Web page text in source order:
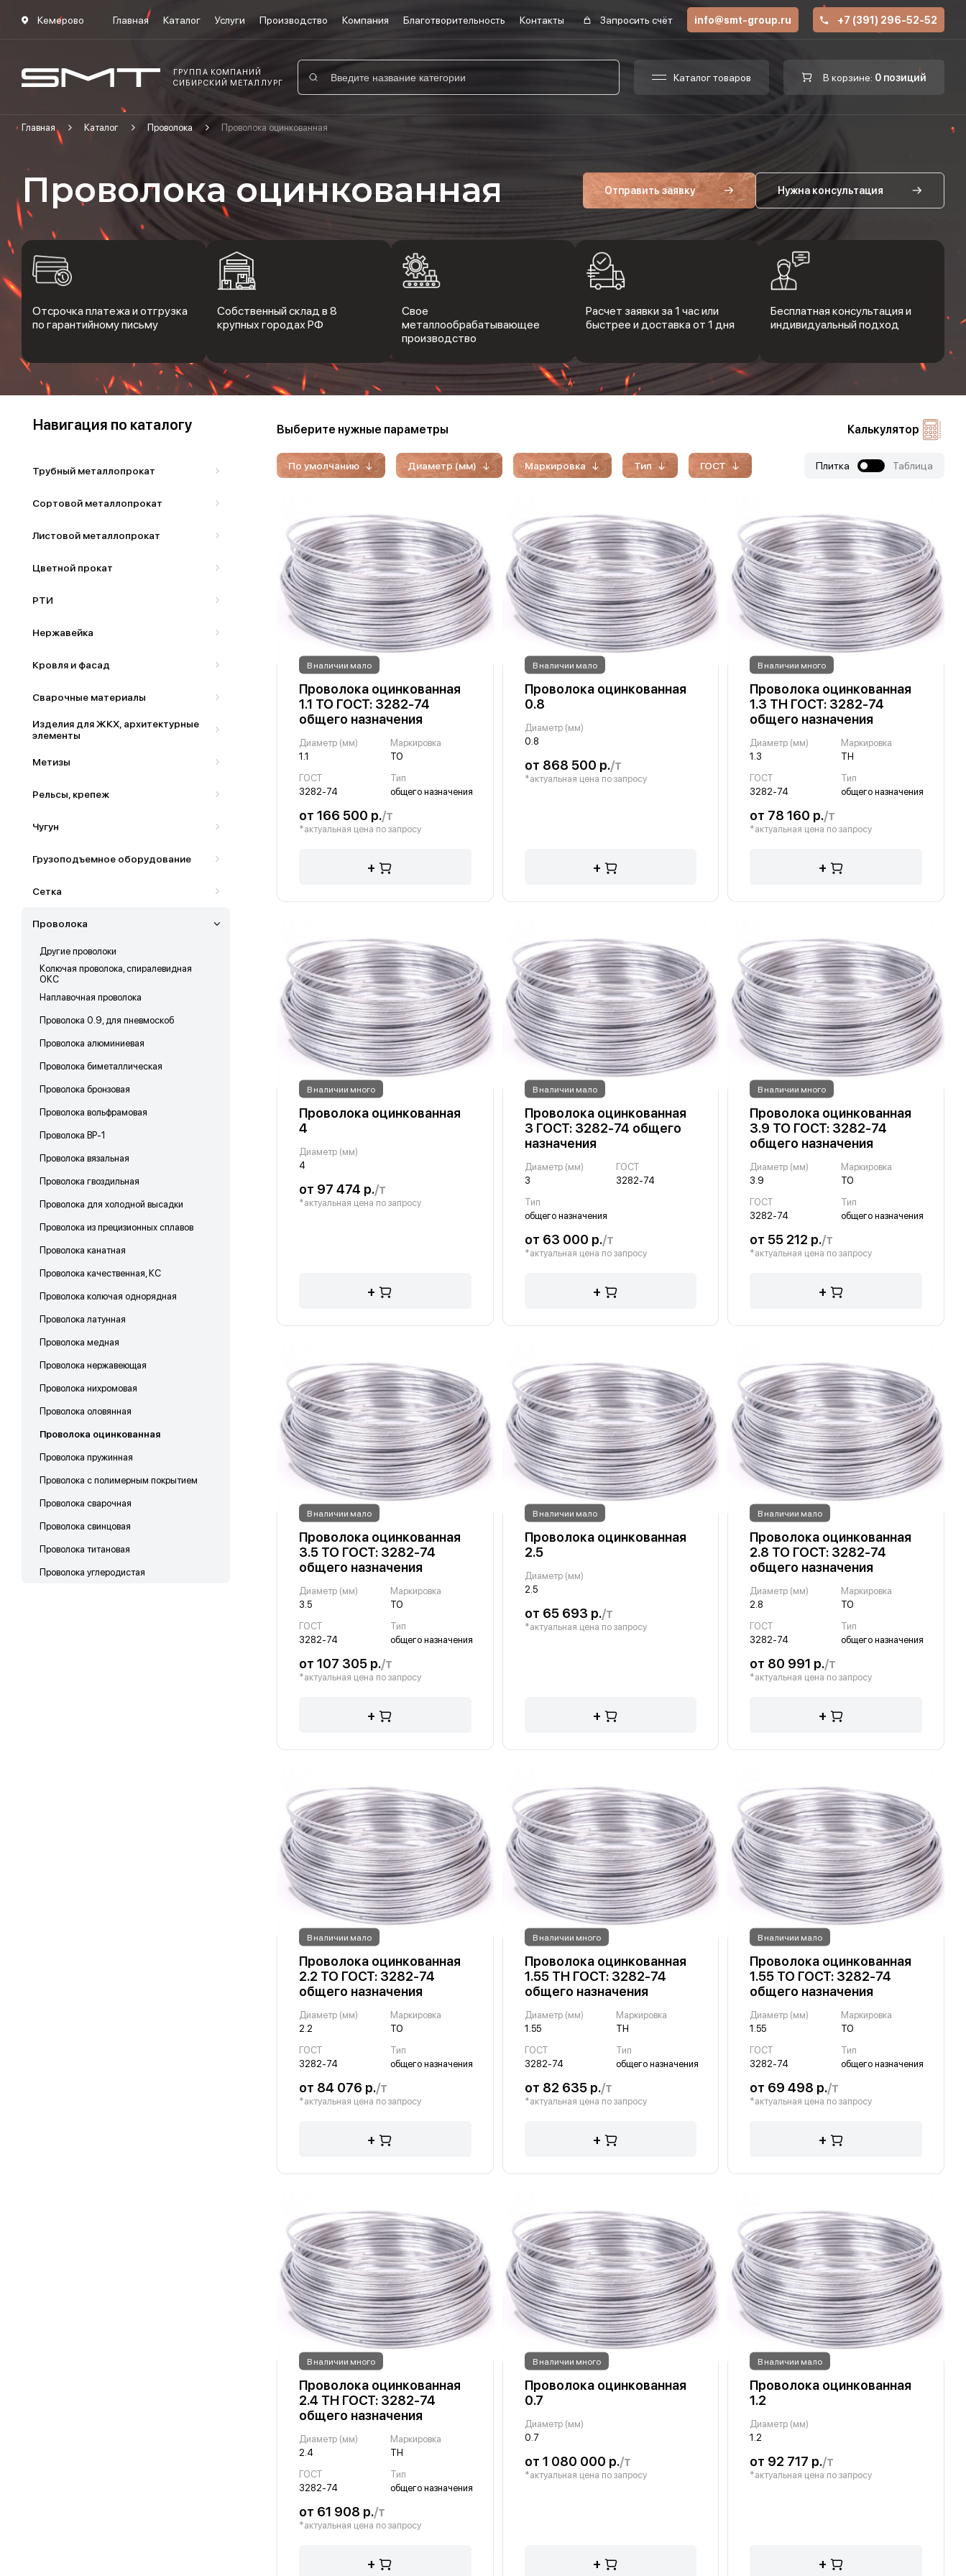
Кемерово Главная Каталог Услуги Производство Компания Благотворительность Контакты Запросить счёт info@smt-group.ru +7 (391) 296-52-52
ГРУППА КОМПАНИЙ
СИБИРСКИЙ МЕТАЛЛУРГ
Каталог товаров В корзине: 0 позиций
Главная Каталог Проволока Проволока оцинкованная
Проволока оцинкованная Отправить заявку Нужна консультация
Отсрочка платежа и отгрузка
по гарантийному письму
Собственный склад в 8
крупных городах РФ
Свое
металлообрабатывающее
производство
Расчет заявки за 1 час или
быстрее и доставка от 1 дня
Бесплатная консультация и
индивидуальный подход
Навигация по каталогу
Трубный металлопрокат
Сортовой металлопрокат
Листовой металлопрокат
Цветной прокат
РТИ
Нержавейка
Кровля и фасад
Сварочные материалы
Изделия для ЖКХ, архитектурные
элементы
Метизы
Рельсы, крепеж
Чугун
Грузоподъемное оборудование
Сетка
Проволока
Другие проволоки
Колючая проволока, спиралевидная
ОКС
Наплавочная проволока
Проволока 0.9, для пневмоскоб
Проволока алюминиевая
Проволока биметаллическая
Проволока бронзовая
Проволока вольфрамовая
Проволока ВР-1
Проволока вязальная
Проволока гвоздильная
Проволока для холодной высадки
Проволока из прецизионных сплавов
Проволока канатная
Проволока качественная, КС
Проволока колючая однорядная
Проволока латунная
Проволока медная
Проволока нержавеющая
Проволока нихромовая
Проволока оловянная
Проволока оцинкованная
Проволока пружинная
Проволока с полимерным покрытием
Проволока сварочная
Проволока свинцовая
Проволока титановая
Проволока углеродистая
Выберите нужные параметры Калькулятор
По умолчанию Диаметр (мм) Маркировка Тип ГОСТ Плитка Таблица
В наличии мало
Проволока оцинкованная
1.1 ТО ГОСТ: 3282-74
общего назначения
Диаметр (мм)
1.1
Маркировка
ТО
ГОСТ
3282-74
Тип
общего назначения
от 166 500 р./т
*актуальная цена по запросу
+
В наличии мало
Проволока оцинкованная
0.8
Диаметр (мм)
0.8
от 868 500 р./т
*актуальная цена по запросу
+
В наличии много
Проволока оцинкованная
1.3 ТН ГОСТ: 3282-74
общего назначения
Диаметр (мм)
1.3
Маркировка
ТН
ГОСТ
3282-74
Тип
общего назначения
от 78 160 р./т
*актуальная цена по запросу
+
В наличии много
Проволока оцинкованная
4
Диаметр (мм)
4
от 97 474 р./т
*актуальная цена по запросу
+
В наличии мало
Проволока оцинкованная
3 ГОСТ: 3282-74 общего
назначения
Диаметр (мм)
3
ГОСТ
3282-74
Тип
общего назначения
от 63 000 р./т
*актуальная цена по запросу
+
В наличии много
Проволока оцинкованная
3.9 ТО ГОСТ: 3282-74
общего назначения
Диаметр (мм)
3.9
Маркировка
ТО
ГОСТ
3282-74
Тип
общего назначения
от 55 212 р./т
*актуальная цена по запросу
+
В наличии мало
Проволока оцинкованная
3.5 ТО ГОСТ: 3282-74
общего назначения
Диаметр (мм)
3.5
Маркировка
ТО
ГОСТ
3282-74
Тип
общего назначения
от 107 305 р./т
*актуальная цена по запросу
+
В наличии мало
Проволока оцинкованная
2.5
Диаметр (мм)
2.5
от 65 693 р./т
*актуальная цена по запросу
+
В наличии мало
Проволока оцинкованная
2.8 ТО ГОСТ: 3282-74
общего назначения
Диаметр (мм)
2.8
Маркировка
ТО
ГОСТ
3282-74
Тип
общего назначения
от 80 991 р./т
*актуальная цена по запросу
+
В наличии мало
Проволока оцинкованная
2.2 ТО ГОСТ: 3282-74
общего назначения
Диаметр (мм)
2.2
Маркировка
ТО
ГОСТ
3282-74
Тип
общего назначения
от 84 076 р./т
*актуальная цена по запросу
+
В наличии много
Проволока оцинкованная
1.55 ТН ГОСТ: 3282-74
общего назначения
Диаметр (мм)
1.55
Маркировка
ТН
ГОСТ
3282-74
Тип
общего назначения
от 82 635 р./т
*актуальная цена по запросу
+
В наличии мало
Проволока оцинкованная
1.55 ТО ГОСТ: 3282-74
общего назначения
Диаметр (мм)
1.55
Маркировка
ТО
ГОСТ
3282-74
Тип
общего назначения
от 69 498 р./т
*актуальная цена по запросу
+
В наличии много
Проволока оцинкованная
2.4 ТН ГОСТ: 3282-74
общего назначения
Диаметр (мм)
2.4
Маркировка
ТН
ГОСТ
3282-74
Тип
общего назначения
от 61 908 р./т
*актуальная цена по запросу
+
В наличии много
Проволока оцинкованная
0.7
Диаметр (мм)
0.7
от 1 080 000 р./т
*актуальная цена по запросу
+
В наличии мало
Проволока оцинкованная
1.2
Диаметр (мм)
1.2
от 92 717 р./т
*актуальная цена по запросу
+